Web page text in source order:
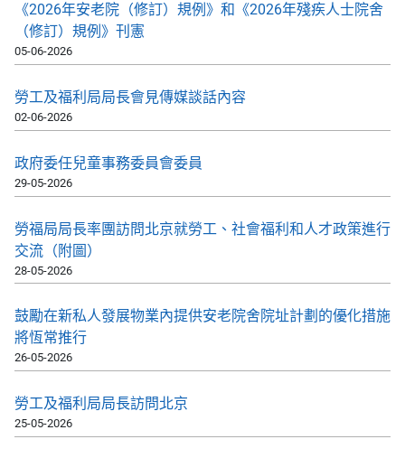
《2026年安老院（修訂）規例》和《2026年殘疾人士院舍
（修訂）規例》刊憲
05-06-2026
勞工及福利局局長會見傳媒談話內容
02-06-2026
政府委任兒童事務委員會委員
29-05-2026
勞福局局長率團訪問北京就勞工、社會福利和人才政策進行
交流（附圖）
28-05-2026
鼓勵在新私人發展物業內提供安老院舍院址計劃的優化措施
將恆常推行
26-05-2026
勞工及福利局局長訪問北京
25-05-2026